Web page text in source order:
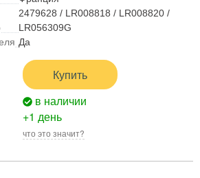
2479628 / LR008818 / LR008820 /
LR056309G
Да
Купить
в наличии
+1 день
что это значит?